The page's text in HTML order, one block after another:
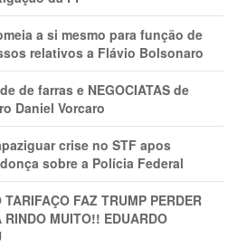
a si mesmo para função de
relativos a Flávio Bolsonaro
de farras e NEGOCIATAS de
Daniel Vorcaro
crise no STF apos
sobre a Polícia Federal
FAZ TRUMP PERDER
MUITO!! EDUARDO